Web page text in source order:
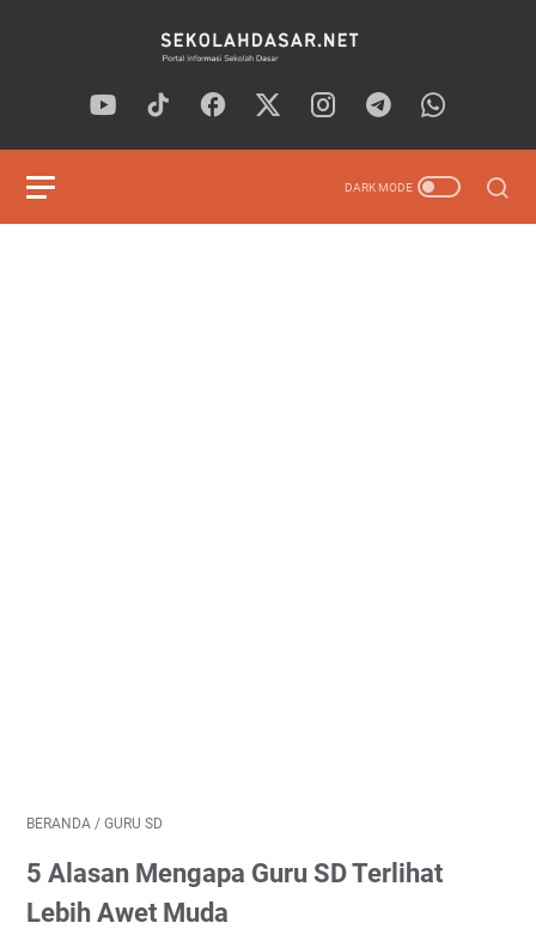
BERANDA / GURU SD
5 Alasan Mengapa Guru SD Terlihat
Lebih Awet Muda